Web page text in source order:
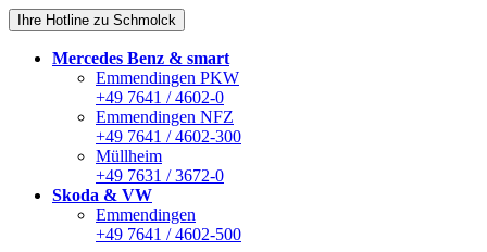
Ihre Hotline zu Schmolck
Mercedes Benz & smart
Emmendingen PKW
+49 7641 / 4602-0
Emmendingen NFZ
+49 7641 / 4602-300
Müllheim
+49 7631 / 3672-0
Skoda & VW
Emmendingen
+49 7641 / 4602-500